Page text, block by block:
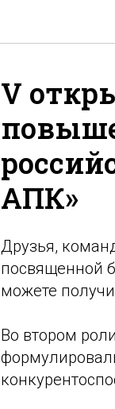
V
АПК»
Друзья,
посвященной
можете
Во втором